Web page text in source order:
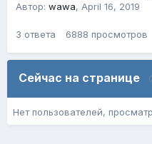
Автор: wawa, April 16, 2019
3 ответа 6888 просмотров
Сейчас на странице
Нет пользователей,